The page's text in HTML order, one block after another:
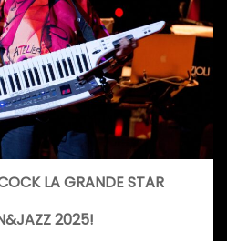
LA GRANDE STAR
2025!